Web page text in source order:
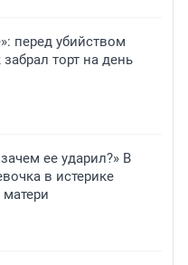
перед убийством
торт на день
ее ударил?» В
в истерике